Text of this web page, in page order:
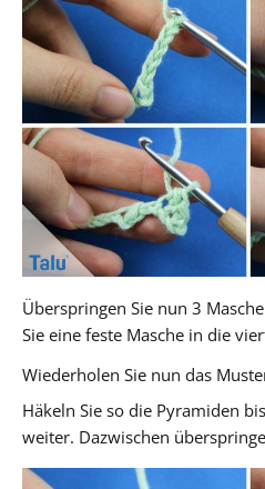
Überspringen Sie nun 3
Sie eine feste Masche in die
Wiederholen Sie nun das
Häkeln Sie so die Pyramiden
weiter. Dazwischen